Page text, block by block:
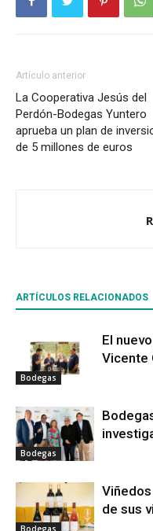
Artículo anterior
La Cooperativa Jesús del
Perdón-Bodegas Yuntero
aprueba un plan de
de 5 millones de euros
ARTÍCULOS RELACIONADOS
Bodegas
El
Vicente
Bodegas
de sus